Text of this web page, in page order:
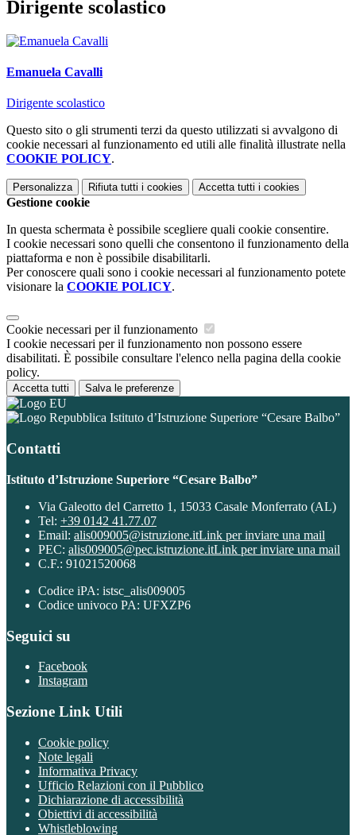
Dirigente scolastico
Emanuela Cavalli
Dirigente scolastico
Questo sito o gli strumenti terzi da questo utilizzati si avvalgono di
cookie necessari al funzionamento ed utili alle finalità illustrate nella
COOKIE POLICY.
Personalizza Rifiuta tutti i cookies Accetta tutti i cookies
Gestione cookie
In questa schermata è possibile scegliere quali cookie consentire.
I cookie necessari sono quelli che consentono il funzionamento della
piattaforma e non è possibile disabilitarli.
Per conoscere quali sono i cookie necessari al funzionamento potete
visionare la COOKIE POLICY.
Cookie necessari per il funzionamento
I cookie necessari per il funzionamento non possono essere
disabilitati. È possibile consultare l'elenco nella pagina della cookie
policy.
Accetta tutti Salva le preferenze
Istituto d’Istruzione Superiore “Cesare Balbo”
Contatti
Istituto d’Istruzione Superiore “Cesare Balbo”
Via Galeotto del Carretto 1, 15033 Casale Monferrato (AL)
Tel: +39 0142 41.77.07
Email: alis009005@istruzione.itLink per inviare una mail
PEC: alis009005@pec.istruzione.itLink per inviare una mail
C.F.: 91021520068
Codice iPA: istsc_alis009005
Codice univoco PA: UFXZP6
Seguici su
Facebook
Instagram
Sezione Link Utili
Cookie policy
Note legali
Informativa Privacy
Ufficio Relazioni con il Pubblico
Dichiarazione di accessibilità
Obiettivi di accessibilità
Whistleblowing